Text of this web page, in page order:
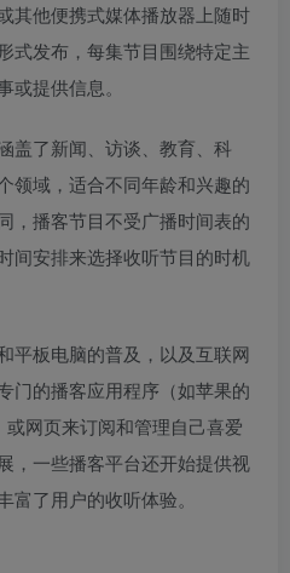
其他便携式媒体播放器上随时
式发布，每集节目围绕特定主
提供信息。
盖了新闻、访谈、教育、科
领域，适合不同年龄和兴趣的
，播客节目不受广播时间表的
间安排来选择收听节目的时机
平板电脑的普及，以及互联网
门的播客应用程序（如苹果的
网页来订阅和管理自己喜爱
，一些播客平台还开始提供视
了用户的收听体验。